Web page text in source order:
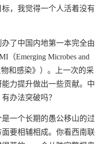
，我觉得一个人活着没有
办了中国内地第一本完全由
（Emerging Microbes and
和感染》）。上一次的采
力提升做出一些贡献。中
办法突破吗？
一个长期的愚公移山的过
要相辅相成。你看西南联